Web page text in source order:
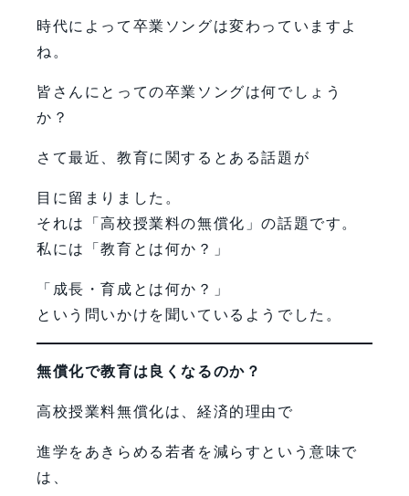
時代によって卒業ソングは変わっていますよ
ね。
皆さんにとっての卒業ソングは何でしょう
か？
さて最近、教育に関するとある話題が
目に留まりました。
それは「高校授業料の無償化」の話題です。
私には「教育とは何か？」
「成長・育成とは何か？」
という問いかけを聞いているようでした。
無償化で教育は良くなるのか？
高校授業料無償化は、経済的理由で
進学をあきらめる若者を減らすという意味で
は、